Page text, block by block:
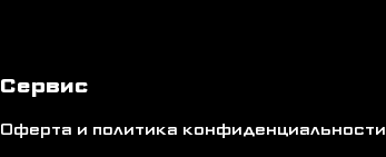
Сервис
Оферта и политика конфиденциальности